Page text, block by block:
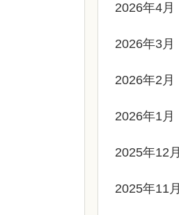
2026年4月
2026年3月
2026年2月
2026年1月
2025年12月
2025年11月